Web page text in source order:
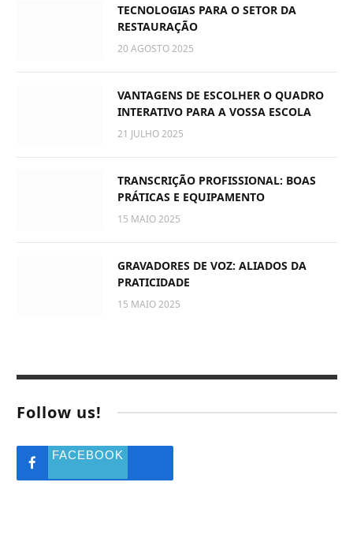
TECNOLOGIAS PARA O SETOR DA
RESTAURAÇÃO
20 AGOSTO 2025
VANTAGENS DE ESCOLHER O QUADRO
INTERATIVO PARA A VOSSA ESCOLA
21 JULHO 2025
TRANSCRIÇÃO PROFISSIONAL: BOAS
PRÁTICAS E EQUIPAMENTO
15 MAIO 2025
GRAVADORES DE VOZ: ALIADOS DA
PRATICIDADE
15 MAIO 2025
Follow us!
FACEBOOK